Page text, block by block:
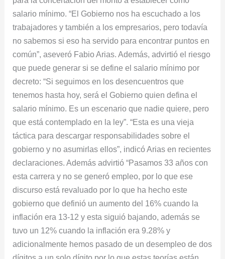
salario mínimo. “El Gobierno nos ha escuchado a los
trabajadores y también a los empresarios, pero todavía
no sabemos si eso ha servido para encontrar puntos en
común”, aseveró Fabio Arias. Además, advirtió el riesgo
que puede generar si se define el salario mínimo por
decreto: “Si seguimos en los desencuentros que
tenemos hasta hoy, será el Gobierno quien defina el
salario mínimo. Es un escenario que nadie quiere, pero
que está contemplado en la ley”. “Esta es una vieja
táctica para descargar responsabilidades sobre el
gobierno y no asumirlas ellos”, indicó Arias en recientes
declaraciones. Además advirtió “Pasamos 33 años con
esta carrera y no se generó empleo, por lo que ese
discurso está revaluado por lo que ha hecho este
gobierno que definió un aumento del 16% cuando la
inflación era 13-12 y esta siguió bajando, además se
tuvo un 12% cuando la inflación era 9.28% y
adicionalmente hemos pasado de un desempleo de dos